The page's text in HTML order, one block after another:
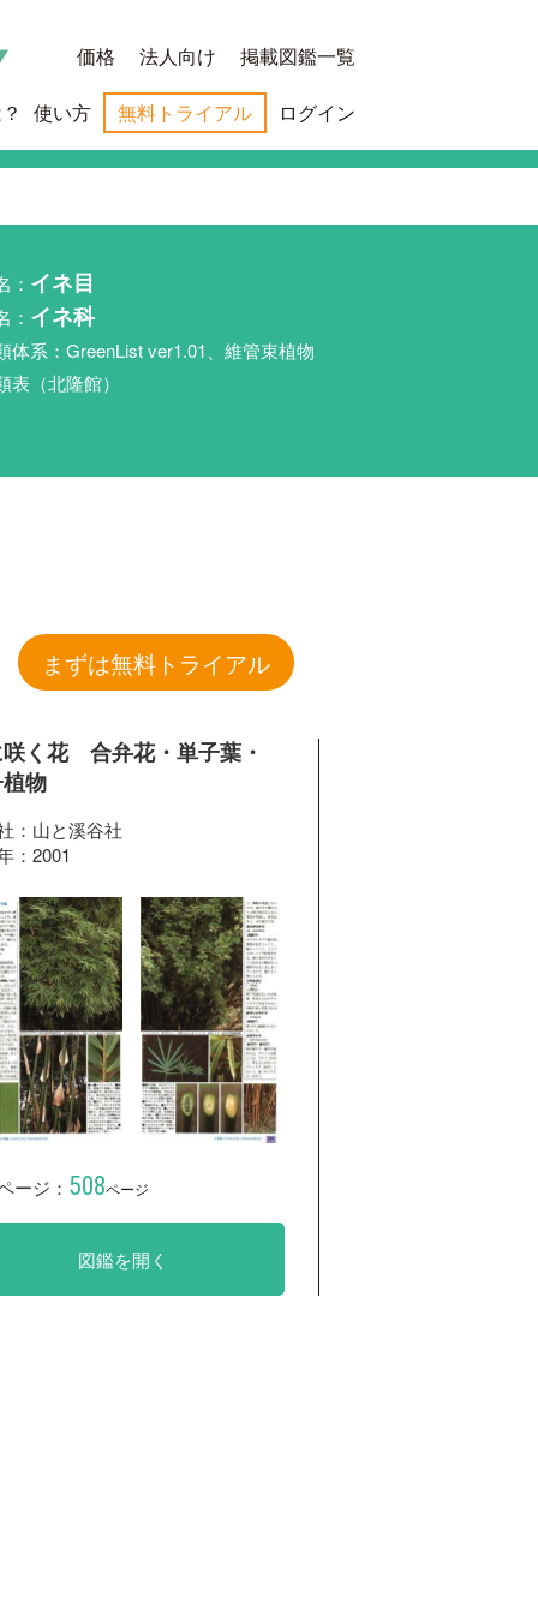
価格 法人向け 掲載図鑑一覧
使い方 無料トライアル ログイン
： イネ目
： イネ科
体系：GreenList ver1.01、維管束植物
表（北隆館）
まずは無料トライアル
咲く花 合弁花・単子葉・
物
：山と溪谷社
：2001
ージ： 508ページ
図鑑を開く